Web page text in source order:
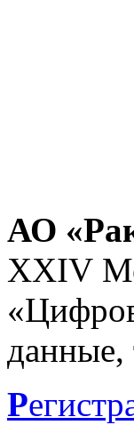
АО
XXIV
данные,
Р